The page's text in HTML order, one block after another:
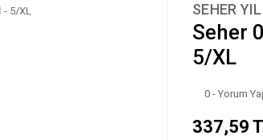
SEHER
Seher
5/XL
0 - Yorum
337,59